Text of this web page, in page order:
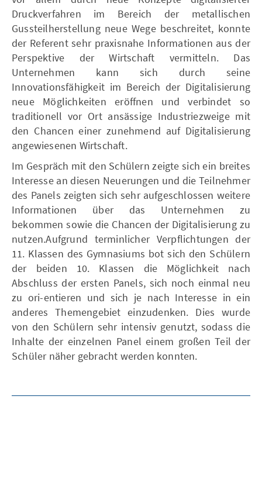
Druckverfahren im Bereich der metallischen
Gussteilherstellung neue Wege beschreitet, konnte
der Referent sehr praxisnahe Informationen aus der
Perspektive der Wirtschaft vermitteln. Das
Unternehmen kann sich durch seine
Innovationsfähigkeit im Bereich der Digitalisierung
neue Möglichkeiten eröffnen und verbindet so
traditionell vor Ort ansässige Industriezweige mit
den Chancen einer zunehmend auf Digitalisierung
angewiesenen Wirtschaft.
Im Gespräch mit den Schülern zeigte sich ein breites
Interesse an diesen Neuerungen und die Teilnehmer
des Panels zeigten sich sehr aufgeschlossen weitere
Informationen über das Unternehmen zu
bekommen sowie die Chancen der Digitalisierung zu
nutzen.Aufgrund terminlicher Verpflichtungen der
11. Klassen des Gymnasiums bot sich den Schülern
der beiden 10. Klassen die Möglichkeit nach
Abschluss der ersten Panels, sich noch einmal neu
zu ori-entieren und sich je nach Interesse in ein
anderes Themengebiet einzudenken. Dies wurde
von den Schülern sehr intensiv genutzt, sodass die
Inhalte der einzelnen Panel einem großen Teil der
Schüler näher gebracht werden konnten.